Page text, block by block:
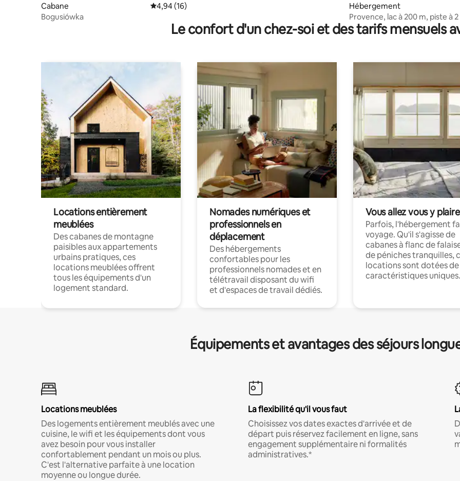
Cabane Évaluation moyenne sur la base de 16 commentaires : 4,94 sur 5
4,94 (16)
Bogusiówka
Hébergement
Provence, lac à 200 m, piste à
barbecue, 7 personnes
Le confort d'un chez-soi et des tarifs mensuels
Locations entièrement
meublées
Des cabanes de montagne
paisibles aux appartements
urbains pratiques, ces
locations meublées offrent
tous les équipements d'un
logement standard.
Nomades numériques et
professionnels en
déplacement
Des hébergements
confortables pour les
professionnels nomades et en
télétravail disposant du wifi
et d'espaces de travail dédiés.
Vous allez vous y plaire
Parfois, l'hébergement
voyage. Qu'il s'agisse de
cabanes à flanc de
de péniches tranquilles,
locations sont dotées de
caractéristiques uniques.
Équipements et avantages des séjours
Locations meublées
Des logements entièrement meublés avec une
cuisine, le wifi et les équipements dont vous
avez besoin pour vous installer
confortablement pendant un mois ou plus.
C'est l'alternative parfaite à une location
moyenne ou longue durée.
La flexibilité qu'il vous faut
Choisissez vos dates exactes d'arrivée et de
départ puis réservez facilement en ligne, sans
engagement supplémentaire ni formalités
administratives.*